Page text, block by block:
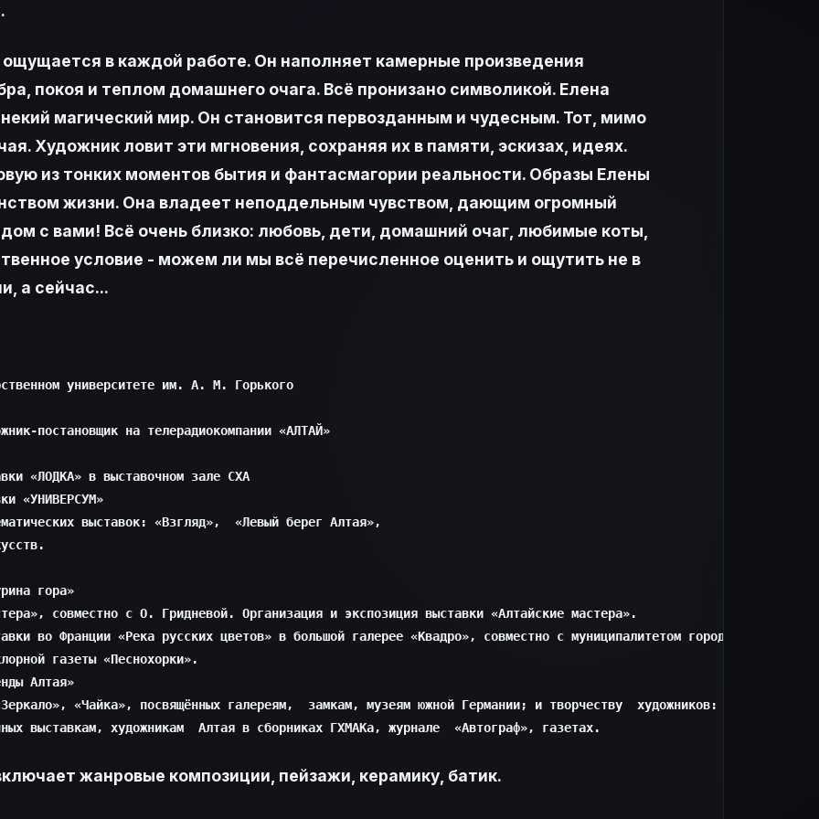
в каждой работе. Он наполняет камерные произведения
покоя и теплом домашнего очага. Всё пронизано символикой. Елена
магический мир. Он становится первозданным и чудесным. Тот, мимо
Художник ловит эти мгновения, сохраняя их в памяти, эскизах, идеях.
из тонких моментов бытия и фантасмагории реальности. Образы Елены
жизни. Она владеет неподдельным чувством, дающим огромный
с вами! Всё очень близко: любовь, дети, домашний очаг, любимые коты,
условие - можем ли мы всё перечисленное оценить и ощутить не в
а сейчас...
университете им. А. М. Горького
постановщик на телерадиокомпании «АЛТАЙ»
«ЛОДКА» в выставочном зале СХА
«УНИВЕРСУМ»
выставок: «Взгляд»,  «Левый берег Алтая»,
гора»
совместно с О. Гридневой. Организация и экспозиция выставки «Алтайские мастера».
во Франции «Река русских цветов» в большой галерее «Квадро», совместно с муниципалитетом города Сержи,
газеты «Песнохорки».
Алтая»
«Чайка», посвящённых галереям,  замкам, музеям южной Германии; и творчеству  художников: И.
выставкам, художникам  Алтая в сборниках ГХМАКа, журнале  «Автограф», газетах.
жанровые композиции, пейзажи, керамику, батик.